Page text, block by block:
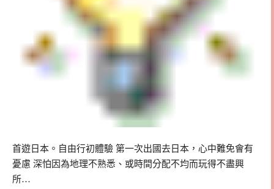
首遊日本。自由行初體驗 第一次出國去日本，心中難免會有
憂慮 深怕因為地理不熟悉、或時間分配不均而玩得不盡興
所…